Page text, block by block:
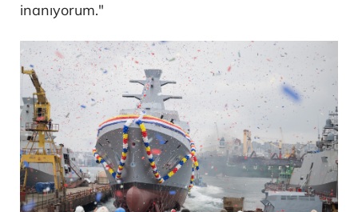
inanıyorum."